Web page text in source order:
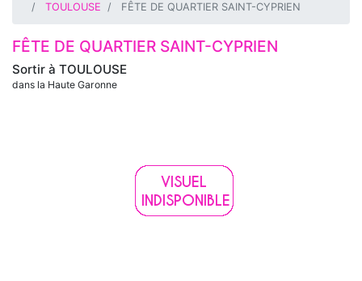
TOULOUSE
FÊTE DE QUARTIER SAINT-CYPRIEN
Sortir à TOULOUSE
dans la Haute Garonne
FÊTE DE QUARTIER SAINT-CYPRIEN